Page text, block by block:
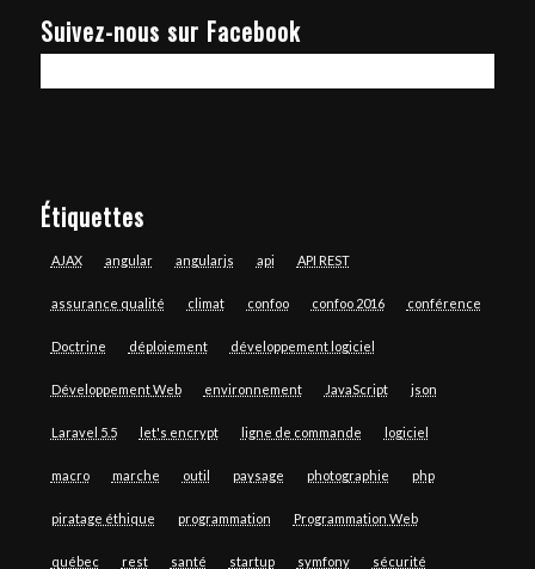
Suivez-nous sur Facebook
Étiquettes
AJAX angular angularjs api API REST
assurance qualité climat confoo confoo 2016 conférence
Doctrine déploiement développement logiciel
Développement Web environnement JavaScript json
Laravel 5.5 let's encrypt ligne de commande logiciel
macro marche outil paysage photographie php
piratage éthique programmation Programmation Web
québec rest santé startup symfony sécurité